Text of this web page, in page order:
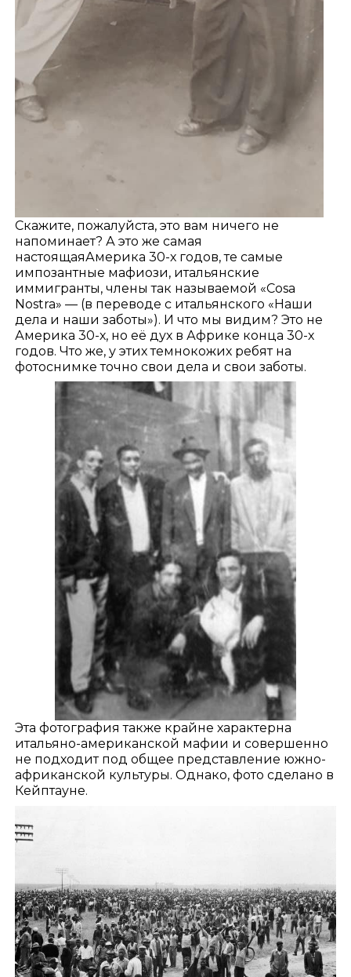
Скажите, пожалуйста, это вам ничего не
напоминает? А это же самая
настоящаяАмерика 30-х годов, те самые
импозантные мафиози, итальянские
иммигранты, члены так называемой «Cosa
Nostra» — (в переводе с итальянского «Наши
дела и наши заботы»). И что мы видим? Это не
Америка 30-х, но её дух в Африке конца 30-х
годов. Что же, у этих темнокожих ребят на
фотоснимке точно свои дела и свои заботы.
Эта фотография также крайне характерна
итальяно-американской мафии и совершенно
не подходит под общее представление южно-
африканской культуры. Однако, фото сделано в
Кейптауне.